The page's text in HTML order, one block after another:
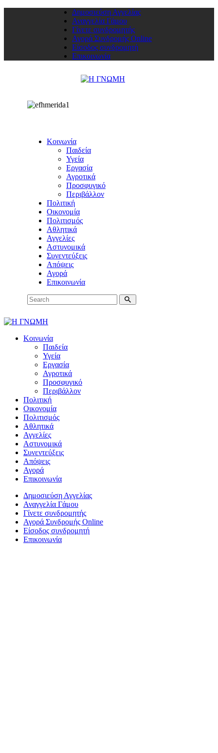
Δημοσιεύση Αγγελίας
Αναγγελία Γάμου
Γίνετε συνδρομητής
Αγορά Συνδρομής Online
Είσοδος συνδρομητή
Επικοινωνία
Κοινωνία
Παιδεία
Υγεία
Εργασία
Αγροτικά
Προσφυγικό
Περιβάλλον
Πολιτική
Οικονομία
Πολιτισμός
Αθλητικά
Αγγελίες
Αστυνομικά
Συνεντεύξεις
Απόψεις
Αγορά
Επικοινωνία
Κοινωνία
Παιδεία
Υγεία
Εργασία
Αγροτικά
Προσφυγικό
Περιβάλλον
Πολιτική
Οικονομία
Πολιτισμός
Αθλητικά
Αγγελίες
Αστυνομικά
Συνεντεύξεις
Απόψεις
Αγορά
Επικοινωνία
Δημοσιεύση Αγγελίας
Αναγγελία Γάμου
Γίνετε συνδρομητής
Αγορά Συνδρομής Online
Είσοδος συνδρομητή
Επικοινωνία